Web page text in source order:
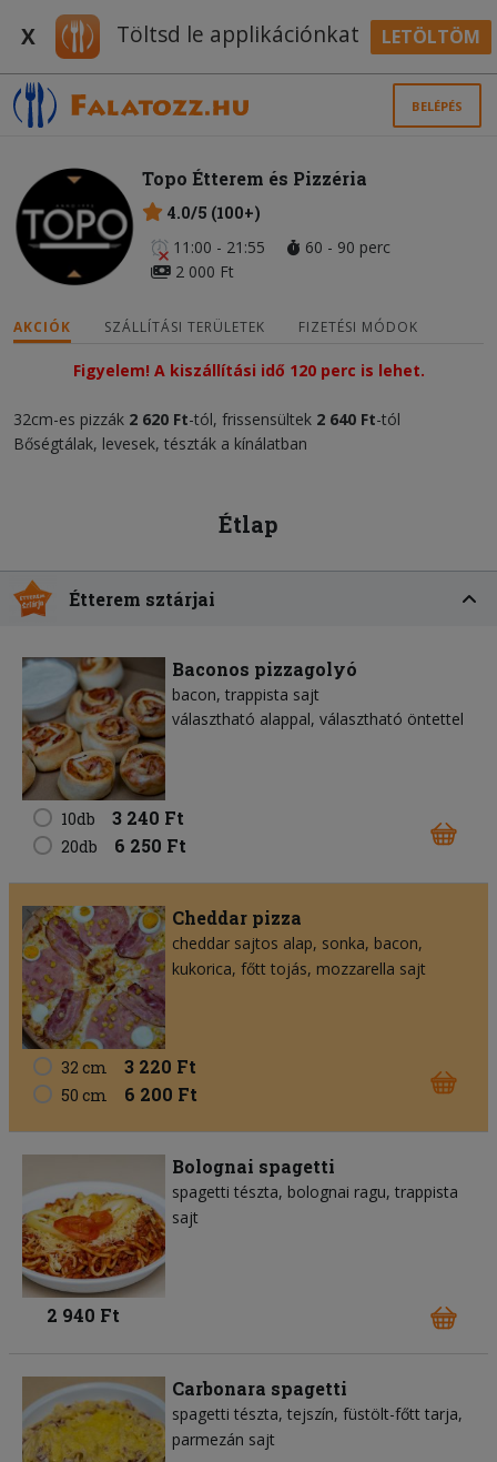
X Töltsd le applikációnkat LETÖLTÖM
BELÉPÉS
Topo Étterem és Pizzéria
4.0/5 (100+)
11:00 - 21:55
60 - 90 perc
2 000 Ft
AKCIÓK SZÁLLÍTÁSI TERÜLETEK FIZETÉSI MÓDOK
Figyelem! A kiszállítási idő 120 perc is lehet.
32cm-es pizzák 2 620 Ft-tól, frissensültek 2 640 Ft-tól
Bőségtálak, levesek, tészták a kínálatban
Étlap
Étterem sztárjai
Baconos pizzagolyó
bacon trappista sajt
választható alappal, választható öntettel
10db 3 240 Ft
20db 6 250 Ft
Cheddar pizza
cheddar sajtos alap sonka bacon
kukorica főtt tojás mozzarella sajt
32 cm 3 220 Ft
50 cm 6 200 Ft
Bolognai spagetti
spagetti tészta bolognai ragu trappista
sajt
2 940 Ft
Carbonara spagetti
spagetti tészta tejszín füstölt-főtt tarja
parmezán sajt